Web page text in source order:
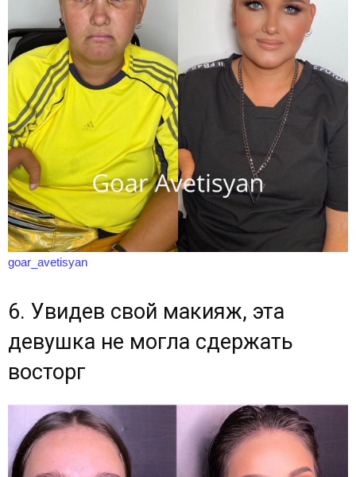
goar_avetisyan
6. Увидев свой макияж, эта
девушка не могла сдержать
восторг